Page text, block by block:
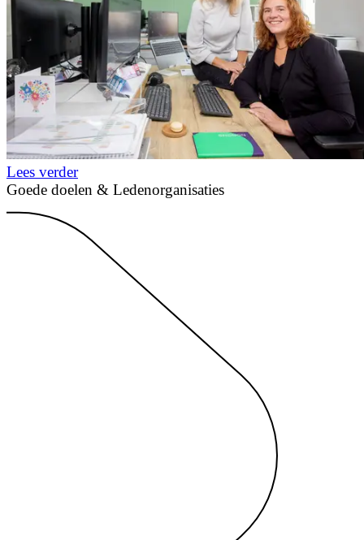
Lees verder
Goede doelen & Ledenorganisaties